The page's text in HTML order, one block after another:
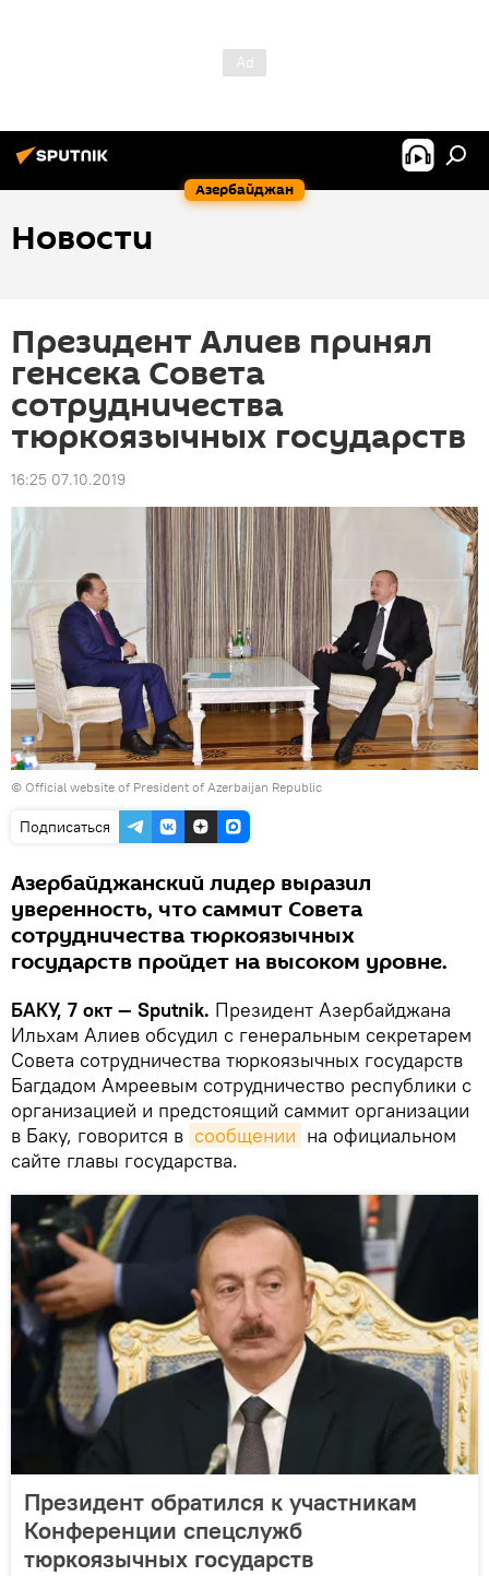
Азербайджан
Новости
Президент Алиев принял
генсека Совета
сотрудничества
тюркоязычных государств
16:25 07.10.2019
© Official website of President of Azerbaijan Republic
Подписаться
Азербайджанский лидер выразил
уверенность, что саммит Совета
сотрудничества тюркоязычных
государств пройдет на высоком уровне.
БАКУ, 7 окт — Sputnik. Президент Азербайджана
Ильхам Алиев обсудил с генеральным секретарем
Совета сотрудничества тюркоязычных государств
Багдадом Амреевым сотрудничество республики с
организацией и предстоящий саммит организации
в Баку, говорится в сообщении на официальном
сайте главы государства.
Президент обратился к участникам
Конференции спецслужб
тюркоязычных государств